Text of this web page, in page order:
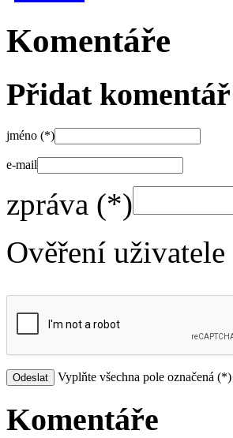
Komentáře
Přidat komentář
jméno (*)
e-mail
zpráva (*)
Ověření
Vyplňte všechna pole označená (*)
Komentáře